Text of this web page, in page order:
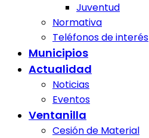
Juventud
Normativa
Teléfonos de interés
Municipios
Actualidad
Noticias
Eventos
Ventanilla
Cesión de Material